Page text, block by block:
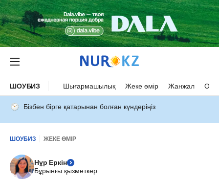
ШОУБИЗ Шығармашылық Жеке өмір Жанжал
Бізбен бірге қатарынан болған күндеріңіз
ШОУБИЗ ЖЕКЕ ӨМІР
Нұр Еркін
Бұрынғы қызметкер